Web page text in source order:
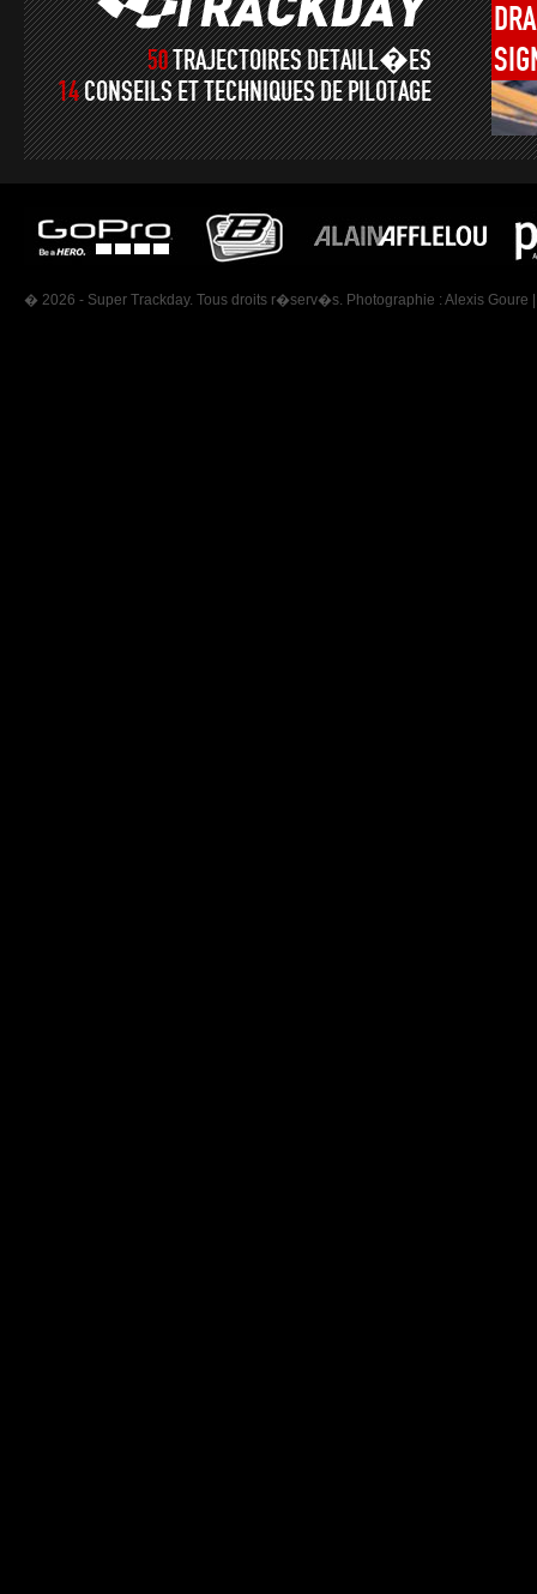
50TRAJECTOIRES DETAILL�ES
14CONSEILS ET TECHNIQUES DE PILOTAGE
� 2026 - Super Trackday. Tous droits r�serv�s. Photographie : Alexis Goure